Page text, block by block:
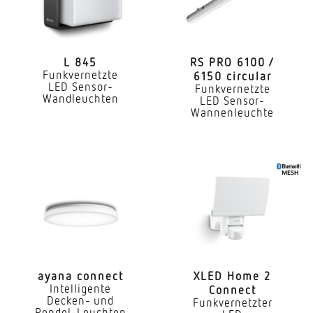
Vernetzung via
Slavebetrieb einstellbar
Teeküche Treppenhaus Innenbereich
Montageart
L 845
Funkvernetzte
LED Sensor-
Wandleuchten
RS PRO 6100 /
6150 circular
Funkvernetzte
LED Sensor-
Wannenleuchte
ayana connect
Intelligente
Decken- und
XLED Home 2
Connect
Funkvernetzter